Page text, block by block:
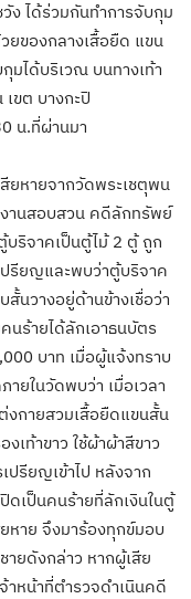
ง ได้ร่วมกันทำการจับกุม
ยของกลางเสื้อยืด แขน
มได้บริเวณ บนทางเท้า
ขต บางกะปิ
น.ที่ผ่านมา
ยหายจากวัดพระเชตุพน
านสอบสวน คดีลักทรัพย์
บริจาคเป็นตู้ไม้ 2 ตู้ ถูก
ปรียญและพบว่าตู้บริจาค
นวางอยู่ด้านข้างเชื่อว่า
นร้ายได้ลักเอาธนบัตร
บาท เมื่อผู้แจ้งทราบ
ยในวัดพบว่า เมื่อเวลา
งกายสวมเสื้อยืดแขนสั้น
งเท้าขาว ใช้ผ้าผ้าสีขาว
ปรียญเข้าไป หลังจาก
ดเป็นคนร้ายที่ลักเงินในตู้
หาย จึงมาร้องทุกข์มอบ
ยดังกล่าว หากผู้เสีย
าหน้าที่ตำรวจดำเนินคดี